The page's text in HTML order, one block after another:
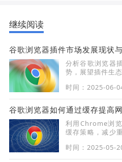
继续阅读
谷歌浏览器插件市场发展现状
分析谷歌浏览器
势，展望插件生
时间：2025-06-
谷歌浏览器如何通过缓存提高
利用Chrome浏
缓存策略，减少
时间：2025-05-